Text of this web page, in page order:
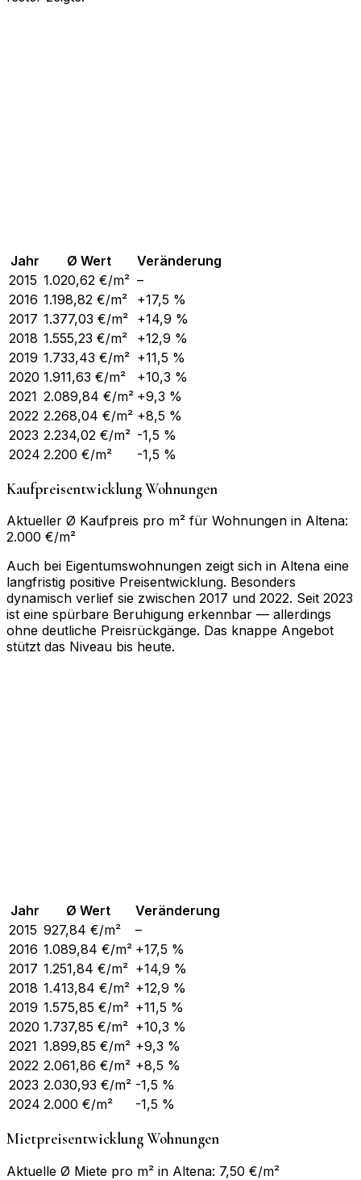
Jahr Ø Wert
Veränderung
2015 1.020,62 €/m² –
2016 1.198,82 €/m²
+17,5 %
2017 1.377,03 €/m² +14,9 %
2018 1.555,23 €/m²
+12,9 %
2019 1.733,43 €/m² +11,5 %
2020 1.911,63 €/m²
+10,3 %
2021 2.089,84 €/m² +9,3 %
2022 2.268,04 €/m² +8,5 %
2023 2.234,02 €/m² -1,5 %
2024 2.200 €/m² -1,5 %
Kaufpreisentwicklung Wohnungen
Aktueller Ø Kaufpreis pro m² für Wohnungen in Altena:
2.000 €/m²
Auch bei Eigentumswohnungen zeigt sich in Altena eine
langfristig positive Preisentwicklung. Besonders
dynamisch verlief sie zwischen 2017 und 2022. Seit 2023
ist eine spürbare Beruhigung erkennbar — allerdings
ohne deutliche Preisrückgänge. Das knappe Angebot
stützt das Niveau bis heute.
Jahr Ø Wert
Veränderung
2015 927,84 €/m²
–
2016 1.089,84 €/m² +17,5 %
2017 1.251,84 €/m² +14,9 %
2018 1.413,84 €/m² +12,9 %
2019 1.575,85 €/m² +11,5 %
2020 1.737,85 €/m² +10,3 %
2021 1.899,85 €/m² +9,3 %
2022 2.061,86 €/m² +8,5 %
2023 2.030,93 €/m² -1,5 %
2024 2.000 €/m² -1,5 %
Mietpreisentwicklung Wohnungen
Aktuelle Ø Miete pro m² in Altena: 7,50 €/m²